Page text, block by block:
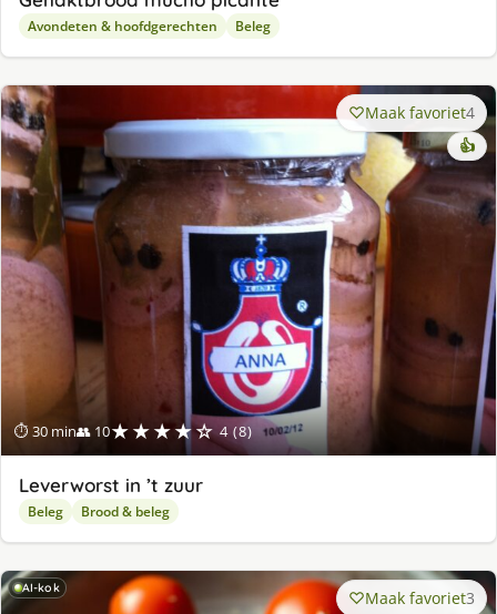
Avondeten & hoofdgerechten Beleg
⏱ 30 min👥 10★★★★☆ 4 (8)
Maak favoriet4
👍
Leverworst in ’t zuur
Beleg Brood & beleg
AI-kok Maak favoriet3